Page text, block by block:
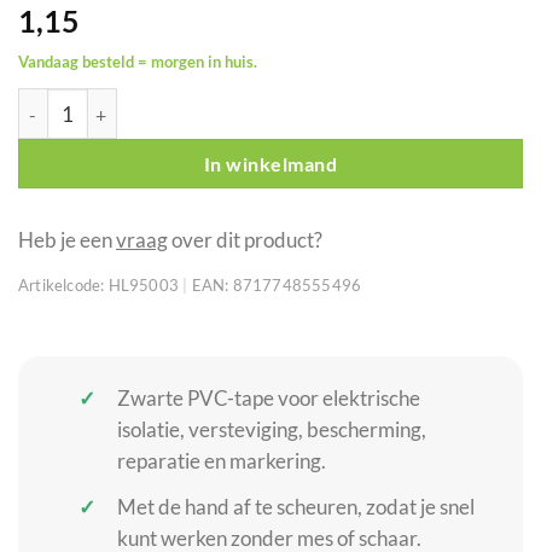
1,15
Vandaag besteld = morgen in huis.
HPX PVC isolatietape zwart 19 mm x 10 m aantal
In winkelmand
Heb je eenvraagover dit product?
Artikelcode: HL95003 EAN: 8717748555496
Zwarte PVC-tape voor elektrische
isolatie, versteviging, bescherming,
reparatie en markering.
Met de hand af te scheuren, zodat je snel
kunt werken zonder mes of schaar.